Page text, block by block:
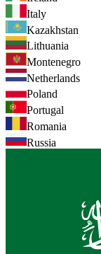
Italy
Kazakhstan
Lithuania
Montenegro
Netherlands
Poland
Portugal
Romania
Russia